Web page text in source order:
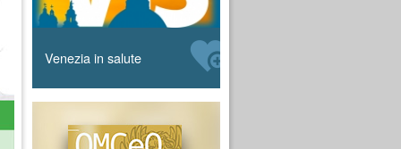
Venezia in salute